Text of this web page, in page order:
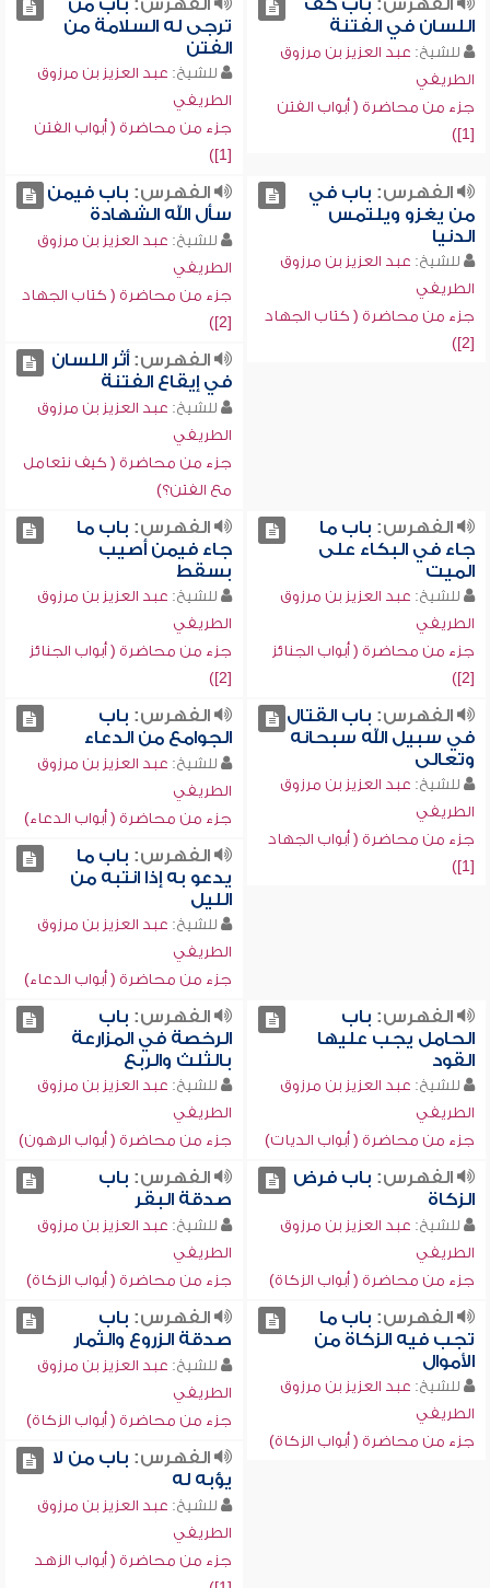
الفهرس: باب كف
اللسان في الفتنة
للشيخ: عبد العزيز بن مرزوق
الطريفي
جزء من محاضرة ( أبواب الفتن
[1])
الفهرس: باب من
ترجى له السلامة من
الفتن
للشيخ: عبد العزيز بن مرزوق
الطريفي
جزء من محاضرة ( أبواب الفتن
[1])
الفهرس: باب في
من يغزو ويلتمس
الدنيا
للشيخ: عبد العزيز بن مرزوق
الطريفي
جزء من محاضرة ( كتاب الجهاد
[2])
الفهرس: باب فيمن
سأل الله الشهادة
للشيخ: عبد العزيز بن مرزوق
الطريفي
جزء من محاضرة ( كتاب الجهاد
[2])
الفهرس:أثر اللسان
في إيقاع الفتنة
للشيخ: عبد العزيز بن مرزوق
الطريفي
جزء من محاضرة ( كيف نتعامل
مع الفتن؟)
الفهرس: باب ما
جاء في البكاء على
الميت
للشيخ: عبد العزيز بن مرزوق
الطريفي
جزء من محاضرة ( أبواب الجنائز
[2])
الفهرس: باب ما
جاء فيمن أصيب
بسقط
للشيخ: عبد العزيز بن مرزوق
الطريفي
جزء من محاضرة ( أبواب الجنائز
[2])
الفهرس: باب القتال
في سبيل الله سبحانه
وتعالى
للشيخ: عبد العزيز بن مرزوق
الطريفي
جزء من محاضرة ( أبواب الجهاد
[1])
الفهرس: باب
الجوامع من الدعاء
للشيخ: عبد العزيز بن مرزوق
الطريفي
جزء من محاضرة ( أبواب الدعاء)
الفهرس: باب ما
يدعو به إذا انتبه من
الليل
للشيخ: عبد العزيز بن مرزوق
الطريفي
جزء من محاضرة ( أبواب الدعاء)
الفهرس: باب
الحامل يجب عليها
القود
للشيخ: عبد العزيز بن مرزوق
الطريفي
جزء من محاضرة ( أبواب الديات)
الفهرس: باب
الرخصة في المزارعة
بالثلث والربع
للشيخ: عبد العزيز بن مرزوق
الطريفي
جزء من محاضرة ( أبواب الرهون)
الفهرس: باب فرض
الزكاة
للشيخ: عبد العزيز بن مرزوق
الطريفي
جزء من محاضرة ( أبواب الزكاة)
الفهرس: باب
صدقة البقر
للشيخ: عبد العزيز بن مرزوق
الطريفي
جزء من محاضرة ( أبواب الزكاة)
الفهرس: باب ما
تجب فيه الزكاة من
الأموال
للشيخ: عبد العزيز بن مرزوق
الطريفي
جزء من محاضرة ( أبواب الزكاة)
الفهرس: باب
صدقة الزروع والثمار
للشيخ: عبد العزيز بن مرزوق
الطريفي
جزء من محاضرة ( أبواب الزكاة)
الفهرس: باب من لا
يؤبه له
للشيخ: عبد العزيز بن مرزوق
الطريفي
جزء من محاضرة ( أبواب الزهد